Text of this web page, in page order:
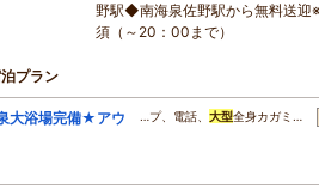
野駅◆南海泉佐野駅から無料送迎
須（～20：00まで）
プラン
大浴場完備★アウ
…プ、電話、 大型全身カガミ…